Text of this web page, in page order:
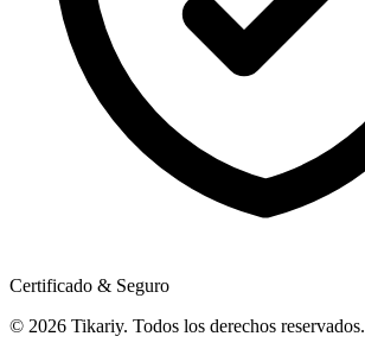
Certificado & Seguro
© 2026 Tikariy. Todos los derechos reservados.